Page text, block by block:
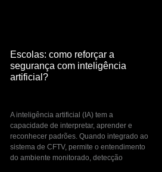
Escolas: como reforçar a
segurança com inteligência
artificial?
A inteligência artificial (IA) tem a
capacidade de interpretar, aprender e
reconhecer padrões. Quando integrado ao
sistema de CFTV, permite o entendimento
do ambiente monitorado, detecção